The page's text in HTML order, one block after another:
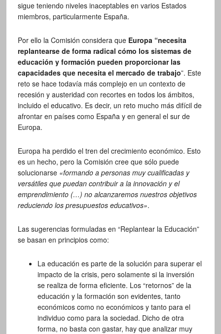
sigue teniendo niveles inaceptables en varios Estados
miembros, particularmente España.
Por ello la Comisión considera que Europa “necesita
replantearse de forma radical cómo los sistemas de
educación y formación pueden proporcionar las
capacidades que necesita el mercado de trabajo”. Este
reto se hace todavía más complejo en un contexto de
recesión y austeridad con recortes en todos los ámbitos,
incluido el educativo. Es decir, un reto mucho más difícil de
afrontar en países como España y en general el sur de
Europa.
Europa ha perdido el tren del crecimiento económico. Esto
es un hecho, pero la Comisión cree que sólo puede
solucionarse«formando a personas muy cualificadas y
versátiles que puedan contribuir a la innovación y el
emprendimiento (…) no alcanzaremos nuestros objetivos
reduciendo los presupuestos educativos».
Las sugerencias formuladas en “Replantear la Educación”
se basan en principios como:
La educación es parte de la solución para superar el
impacto de la crisis, pero solamente si la inversión
se realiza de forma eficiente. Los “retornos” de la
educación y la formación son evidentes, tanto
económicos como no económicos y tanto para el
individuo como para la sociedad. Dicho de otra
forma, no basta con gastar, hay que analizar muy